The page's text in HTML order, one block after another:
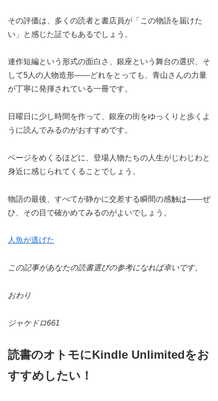
その評価は、多くの読者と書店員が「この物語を届けた
い」と感じた証でもあるでしょう。
連作短編という形式の面白さ、銀座という舞台の選択、そ
して5人の人物造形——どれをとっても、青山さんの力量
が丁寧に発揮されている一冊です。
日曜日に少し時間を作って、銀座の街をゆっくりと歩くよ
うに読んでみるのがおすすめです。
ページをめくるほどに、登場人物たちの人生がじわじわと
身近に感じられてくることでしょう。
物語の最後、すべてが静かに交差する瞬間の感触は——ぜ
ひ、その目で確かめてみるのがよいでしょう。
人魚が逃げた
この記事があなたの読書選びの参考になれば幸いです。
おわり
ジャケドロ661
読書のオトモにKindle Unlimitedをお
すすめしたい！